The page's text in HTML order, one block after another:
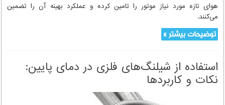
بررسی چالش‌های شیلنگ‌های ورودی هوا در
سیستم‌های موتوری